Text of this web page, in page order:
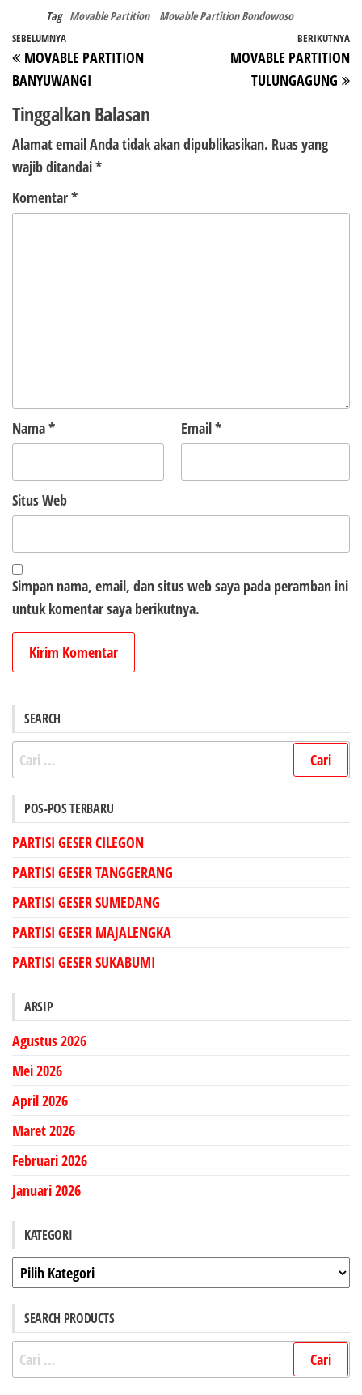
Tag Movable Partition Movable Partition Bondowoso
Navigasi
pos
Pos
Sebelumnya
SEBELUMNYA
MOVABLE PARTITION
BANYUWANGI
BERIKUTNYA
MOVABLE PARTITION
TULUNGAGUNG
Tinggalkan Balasan
Alamat email Anda tidak akan dipublikasikan. Ruas yang
wajib ditandai*
Komentar*
Nama* Email*
Situs Web
Simpan nama, email, dan situs web saya pada peramban ini
untuk komentar saya berikutnya.
SEARCH
Cari
untuk:
POS-POS TERBARU
PARTISI GESER CILEGON
PARTISI GESER TANGGERANG
PARTISI GESER SUMEDANG
PARTISI GESER MAJALENGKA
PARTISI GESER SUKABUMI
ARSIP
Agustus 2026
Mei 2026
April 2026
Maret 2026
Februari 2026
Januari 2026
KATEGORI
Kategori
SEARCH PRODUCTS
Cari
untuk: